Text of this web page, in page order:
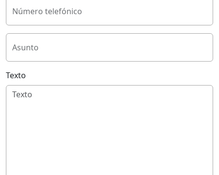
Número telefónico
Asunto
Texto